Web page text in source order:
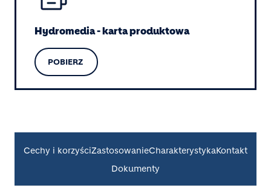
Hydromedia - karta produktowa
POBIERZ
Cechy i korzyściZastosowanieCharakterystykaKontakt
Dokumenty